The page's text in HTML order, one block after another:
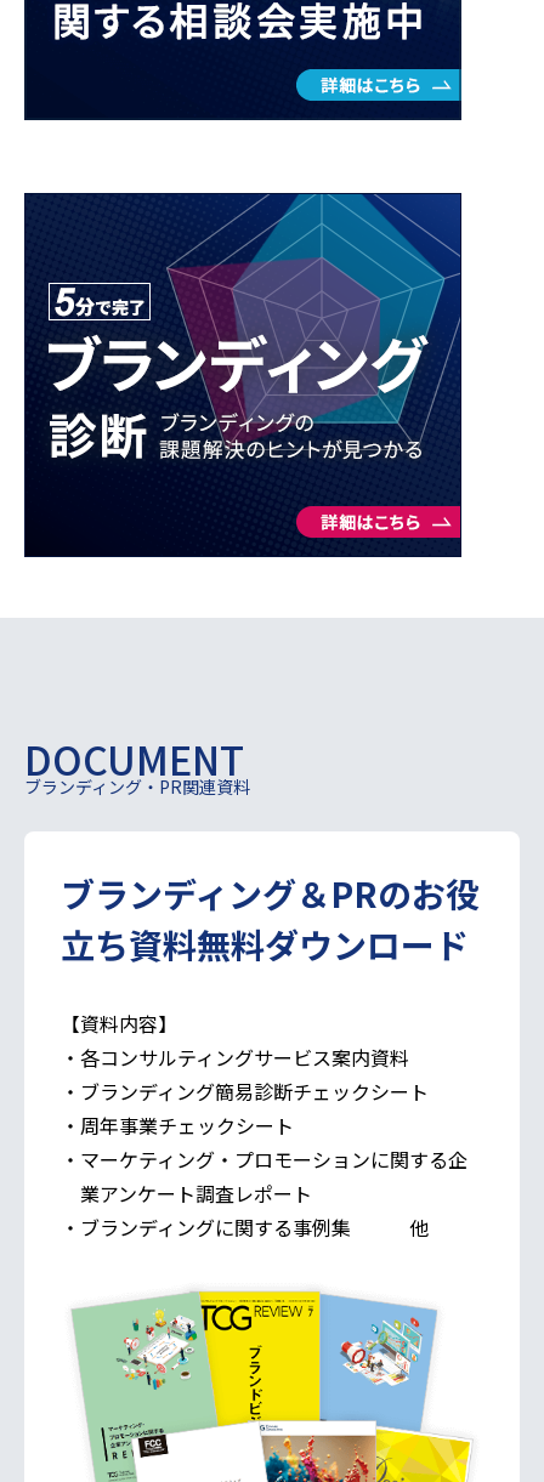
DOCUMENT
ブランディング・PR関連資料
ブランディング＆PRのお役
立ち資料無料ダウンロード
【資料内容】
・各コンサルティングサービス案内資料
・ブランディング簡易診断チェックシート
・周年事業チェックシート
・マーケティング・プロモーションに関する企
業アンケート調査レポート
・ブランディングに関する事例集 他